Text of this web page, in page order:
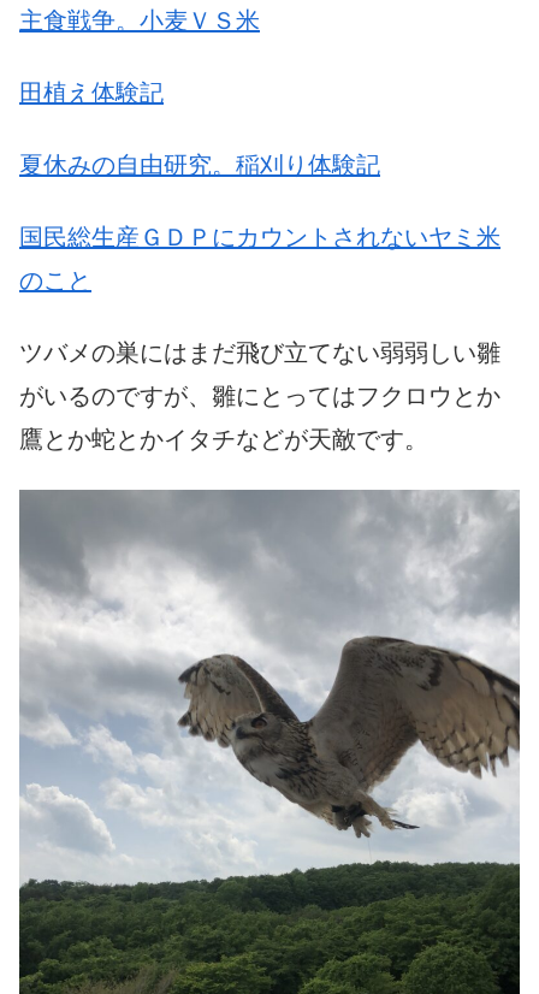
主食戦争。小麦ＶＳ米
田植え体験記
夏休みの自由研究。稲刈り体験記
国民総生産ＧＤＰにカウントされないヤミ米
のこと
ツバメの巣にはまだ飛び立てない弱弱しい雛
がいるのですが、雛にとってはフクロウとか
鷹とか蛇とかイタチなどが天敵です。